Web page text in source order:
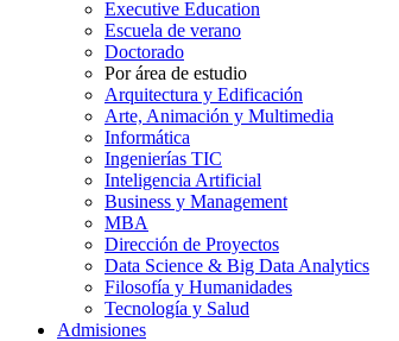
Executive Education
Escuela de verano
Doctorado
Por área de estudio
Arquitectura y Edificación
Arte, Animación y Multimedia
Informática
Ingenierías TIC
Inteligencia Artificial
Business y Management
MBA
Dirección de Proyectos
Data Science & Big Data Analytics
Filosofía y Humanidades
Tecnología y Salud
Admisiones